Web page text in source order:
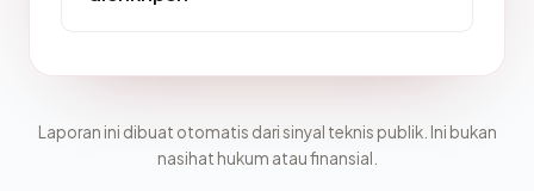
Laporan ini dibuat otomatis dari sinyal teknis publik. Ini bukan
nasihat hukum atau finansial.